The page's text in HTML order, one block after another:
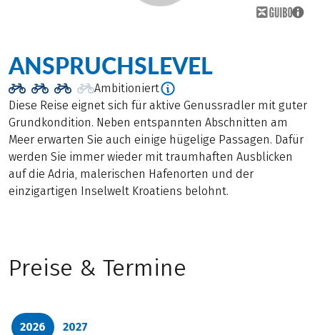
ANSPRUCHSLEVEL
Ambitioniert
Diese Reise eignet sich für aktive Genussradler mit guter
Grundkondition. Neben entspannten Abschnitten am
Meer erwarten Sie auch einige hügelige Passagen. Dafür
werden Sie immer wieder mit traumhaften Ausblicken
auf die Adria, malerischen Hafenorten und der
einzigartigen Inselwelt Kroatiens belohnt.
Preise & Termine
2026 2027